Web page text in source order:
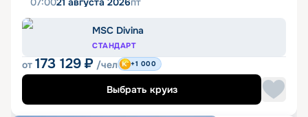
MSC Divina
СТАНДАРТ
от 173 129 ₽ /чел +1 000
Выбрать круиз